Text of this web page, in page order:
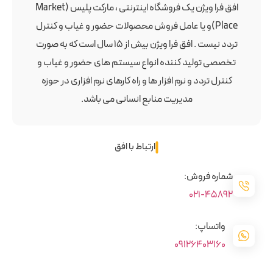
افق فرا ویژن یک فروشگاه اینترنتی ، مارکت پلیس (Market
Place)و یا عامل فروش محصولات حضور و غیاب و کنترل
تردد نیست . افق فرا ویژن بیش از 15 سال است که به صورت
تخصصی تولید کننده انواع سیستم های حضور و غیاب و
کنترل تردد و نرم افزار ها و راه کارهای نرم افزاری در حوزه
مدیریت منابع انسانی می باشد.
ارتباط با افق
شماره فروش:
45892-021
واتساپ:
09126403160